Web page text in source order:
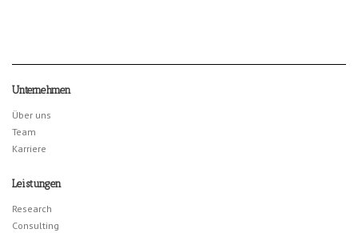
Unternehmen
Über uns
Team
Karriere
Leistungen
Research
Consulting